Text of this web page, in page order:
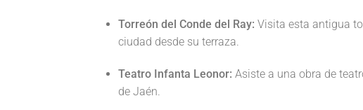
Torreón del Conde del Ray: Visita esta antigua
ciudad desde su terraza.
Teatro Infanta Leonor: Asiste a una obra de
de Jaén.